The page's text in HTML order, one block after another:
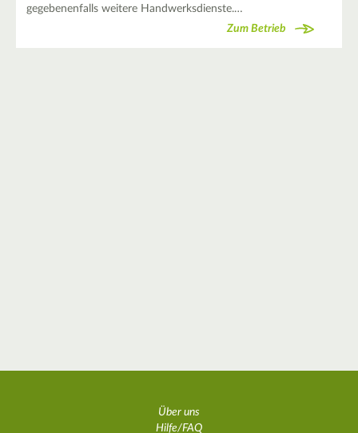
gegebenenfalls weitere Handwerksdienste.…
Zum Betrieb
Über uns
Hilfe/FAQ